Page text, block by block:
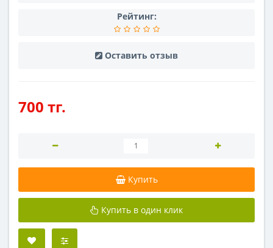
Рейтинг:
Оставить отзыв
700 тг.
Купить
Купить в один клик